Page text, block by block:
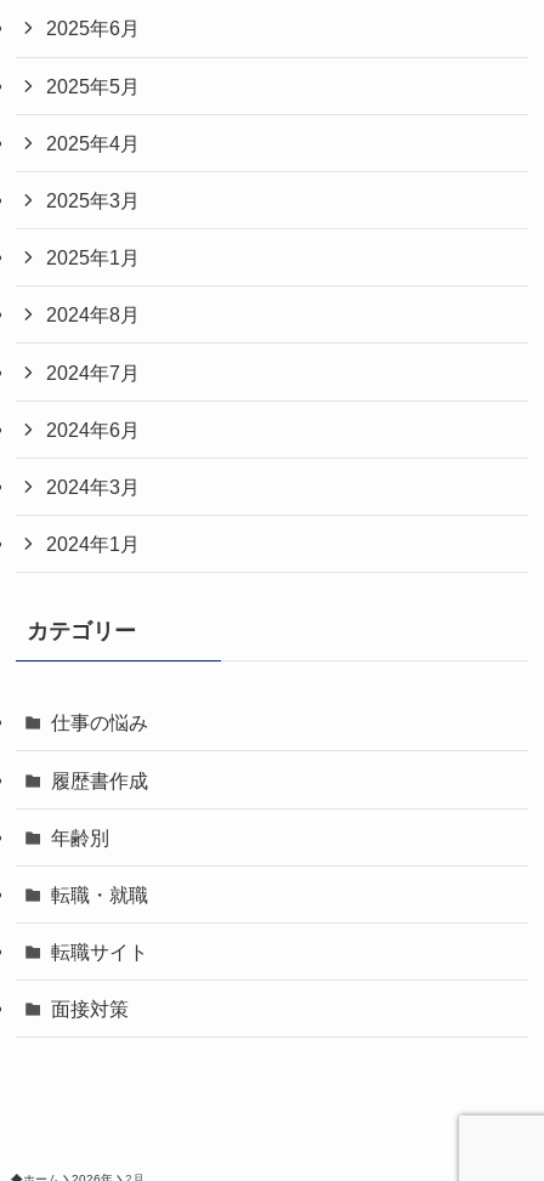
2025年6月
2025年5月
2025年4月
2025年3月
2025年1月
2024年8月
2024年7月
2024年6月
2024年3月
2024年1月
カテゴリー
仕事の悩み
履歴書作成
年齢別
転職・就職
転職サイト
面接対策